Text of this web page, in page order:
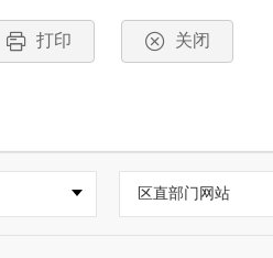
打印 关闭
区直部门网站